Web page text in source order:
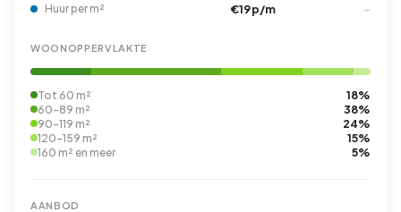
Huur per m² €19 p/m –
WOONOPPERVLAKTE
Tot 60 m² 18%
60-89 m² 38%
90-119 m² 24%
120-159 m² 15%
160 m² en meer 5%
AANBOD